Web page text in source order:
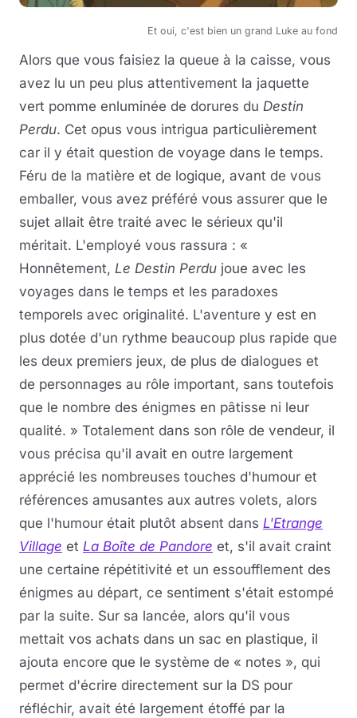
Et oui, c'est bien un grand Luke au fond
Alors que vous faisiez la queue à la caisse, vous
avez lu un peu plus attentivement la jaquette
vert pomme enluminée de dorures du Destin
Perdu. Cet opus vous intrigua particulièrement
car il y était question de voyage dans le temps.
Féru de la matière et de logique, avant de vous
emballer, vous avez préféré vous assurer que le
sujet allait être traité avec le sérieux qu'il
méritait. L'employé vous rassura : «
Honnêtement, Le Destin Perdu joue avec les
voyages dans le temps et les paradoxes
temporels avec originalité. L'aventure y est en
plus dotée d'un rythme beaucoup plus rapide que
les deux premiers jeux, de plus de dialogues et
de personnages au rôle important, sans toutefois
que le nombre des énigmes en pâtisse ni leur
qualité. » Totalement dans son rôle de vendeur, il
vous précisa qu'il avait en outre largement
apprécié les nombreuses touches d'humour et
références amusantes aux autres volets, alors
que l'humour était plutôt absent dans L'Etrange
Village et La Boîte de Pandore et, s'il avait craint
une certaine répétitivité et un essoufflement des
énigmes au départ, ce sentiment s'était estompé
par la suite. Sur sa lancée, alors qu'il vous
mettait vos achats dans un sac en plastique, il
ajouta encore que le système de « notes », qui
permet d'écrire directement sur la DS pour
réfléchir, avait été largement étoffé par la